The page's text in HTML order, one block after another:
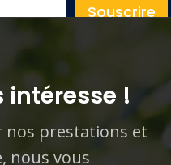
Souscrire
intéresse !
nos prestations et
nous vous